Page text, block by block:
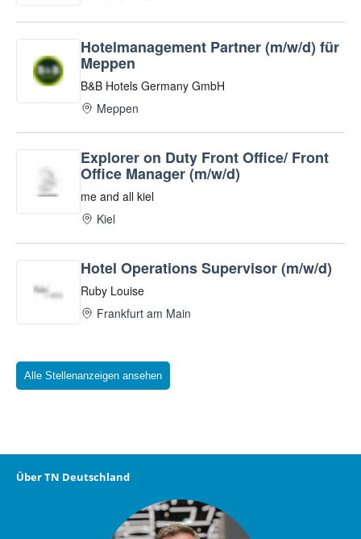
Alle Stellenanzeigen ansehen
Über TN Deutschland